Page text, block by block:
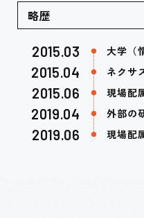
略歴
2015.03 大学（
2015.04 ネクサ
2015.06 現場配
2019.04 外部の
2019.06 現場配